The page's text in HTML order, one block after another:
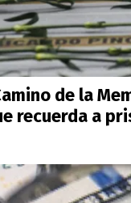
de la
recuerda a